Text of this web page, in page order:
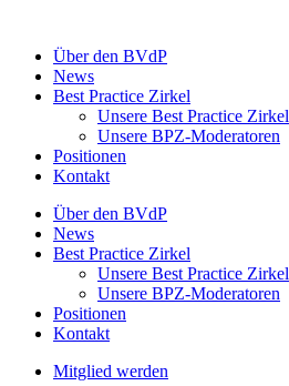
springenÜber den BVdP
News
Best Practice Zirkel
Unsere Best Practice Zirkel
Unsere BPZ-Moderatoren
Positionen
Kontakt
Über den BVdP
News
Best Practice Zirkel
Unsere Best Practice Zirkel
Unsere BPZ-Moderatoren
Positionen
Kontakt
Mitglied werden